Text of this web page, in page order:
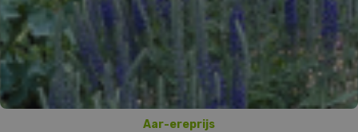
Aar-ereprijs